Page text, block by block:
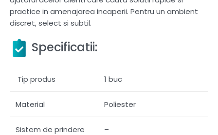
practice in amenajarea incaperii. Pentru un ambient
discret, select si subtil.
Specificatii:
Tip produs 1 buc
Material Poliester
Sistem de prindere –